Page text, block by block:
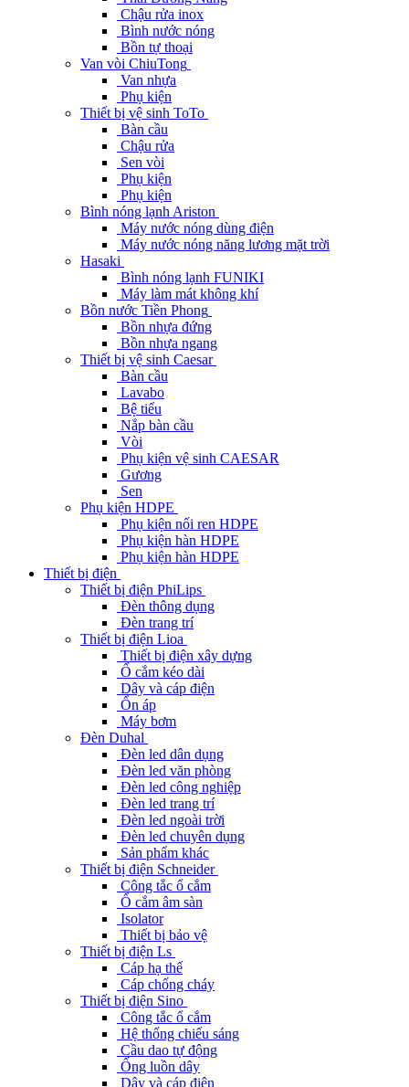
Chậu rửa inox
Bình nước nóng
Bồn tự thoại
Van vòi ChiuTong
Van nhựa
Phụ kiện
Thiết bị vệ sinh ToTo
Bàn cầu
Chậu rửa
Sen vòi
Phụ kiện
Phụ kiện
Bình nóng lạnh Ariston
Máy nước nóng dùng điện
Máy nước nóng năng lương mặt trời
Hasaki
Bình nóng lạnh FUNIKI
Máy làm mát không khí
Bồn nước Tiền Phong
Bồn nhựa đứng
Bồn nhựa ngang
Thiết bị vệ sinh Caesar
Bàn cầu
Lavabo
Bệ tiểu
Nắp bàn cầu
Vòi
Phụ kiện vệ sinh CAESAR
Gương
Sen
Phụ kiện HDPE
Phụ kiện nối ren HDPE
Phụ kiện hàn HDPE
Phụ kiện hàn HDPE
Thiết bị điện
Thiết bị điện PhiLips
Đèn thông dụng
Đèn trang trí
Thiết bị điện Lioa
Thiết bị điện xây dựng
Ổ cắm kéo dài
Dây và cáp điện
Ổn áp
Máy bơm
Đèn Duhal
Đèn led dân dụng
Đèn led văn phòng
Đèn led công nghiệp
Đèn led trang trí
Đèn led ngoài trời
Đèn led chuyên dụng
Sản phẩm khác
Thiết bị điện Schneider
Công tắc ổ cắm
Ổ cắm âm sàn
Isolator
Thiết bị bảo vệ
Thiết bị điện Ls
Cáp hạ thế
Cáp chống cháy
Thiết bị điện Sino
Công tắc ổ cắm
Hệ thống chiếu sáng
Cầu dao tự động
Ống luồn dây
Dây và cáp điện